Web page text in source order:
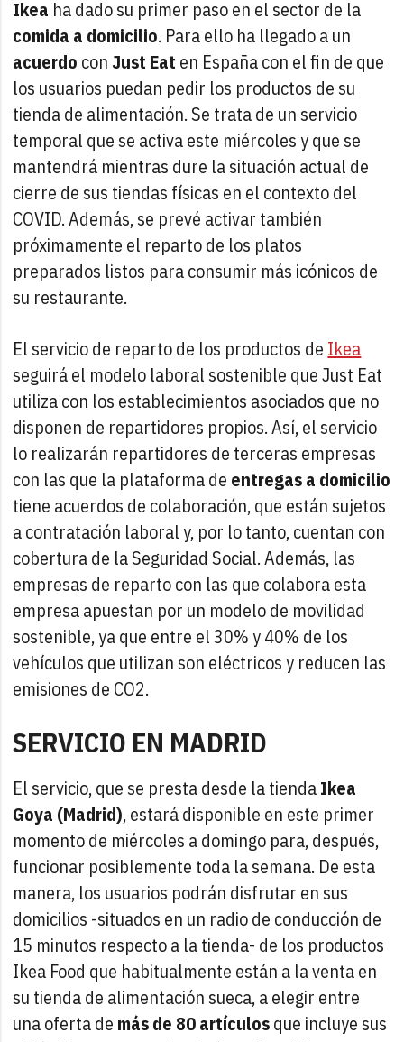
Ikea ha dado su primer paso en el sector de la
comida a domicilio. Para ello ha llegado a un
acuerdo conJust Eat en España con el fin de que
los usuarios puedan pedir los productos de su
tienda de alimentación. Se trata de un servicio
temporal que se activa este miércoles y que se
mantendrá mientras dure la situación actual de
cierre de sus tiendas físicas en el contexto del
COVID. Además, se prevé activar también
próximamente el reparto de los platos
preparados listos para consumir más icónicos de
su restaurante.
El servicio de reparto de los productos de Ikea
seguirá el modelo laboral sostenible que Just Eat
utiliza con los establecimientos asociados que no
disponen de repartidores propios. Así, el servicio
lo realizarán repartidores de terceras empresas
con las que la plataforma de entregas a domicilio
tiene acuerdos de colaboración, que están sujetos
a contratación laboral y, por lo tanto, cuentan con
cobertura de la Seguridad Social. Además, las
empresas de reparto con las que colabora esta
empresa apuestan por un modelo de movilidad
sostenible, ya que entre el 30% y 40% de los
vehículos que utilizan son eléctricos y reducen las
emisiones de CO2.
SERVICIO EN MADRID
El servicio, que se presta desde la tiendaIkea
Goya (Madrid), estará disponible en este primer
momento de miércoles a domingo para, después,
funcionar posiblemente toda la semana. De esta
manera, los usuarios podrán disfrutar en sus
domicilios -situados en un radio de conducción de
15 minutos respecto a la tienda- de los productos
Ikea Food que habitualmente están a la venta en
su tienda de alimentación sueca, a elegir entre
una oferta de más de 80 artículosque incluye sus